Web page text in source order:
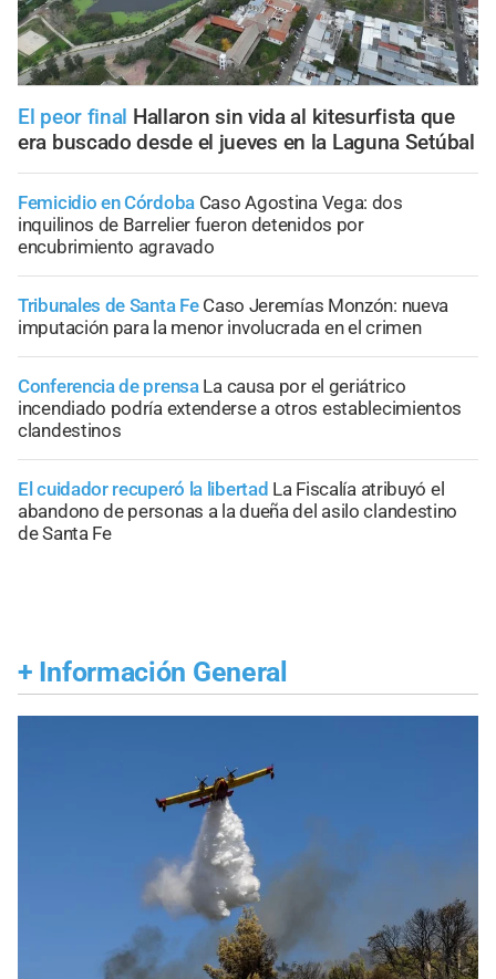
El peor final Hallaron sin vida al kitesurfista que
era buscado desde el jueves en la Laguna Setúbal
Femicidio en Córdoba Caso Agostina Vega: dos
inquilinos de Barrelier fueron detenidos por
encubrimiento agravado
Tribunales de Santa Fe Caso Jeremías Monzón: nueva
imputación para la menor involucrada en el crimen
Conferencia de prensa La causa por el geriátrico
incendiado podría extenderse a otros establecimientos
clandestinos
El cuidador recuperó la libertad La Fiscalía atribuyó el
abandono de personas a la dueña del asilo clandestino
de Santa Fe
+ Información General